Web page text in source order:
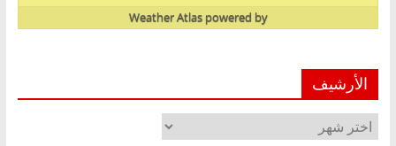
powered by
Weather Atlas
الأرشيف
الأرشيف